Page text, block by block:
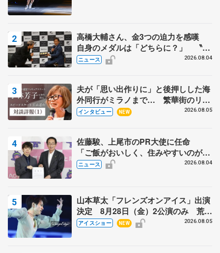
高橋大輔さん、金3つの迫力を感嘆
自身のメダルは「どちらに？」 〝リ
ス兄弟〟オリンピック3連覇の野村忠
ニュース 2026.08.04
夫が「思い出作りに」と後押しした海
外同行がミラノまで… 繁華街のリン
クでは不良のお兄さんも味方に 小林
インタビュー NEW 2026.08.05
佐藤駿、上尾市のPR大使に任命
「ご飯がおいしく、住みやすいのが魅
力」
ニュース 2026.08.04
山本草太「フレンズオンアイス」出演
決定 8月28日（金）2公演のみ 荒川
静香さんプロデュース、20周年のアイ
アイスショー NEW 2026.08.05